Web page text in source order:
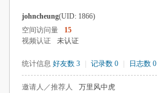
johncheung(UID: 1866)
空间访问量
15
视频认证
未认证
统计信息 好友数 3 记录数 0 日志数 0
邀请人／推荐人 万里风中虎